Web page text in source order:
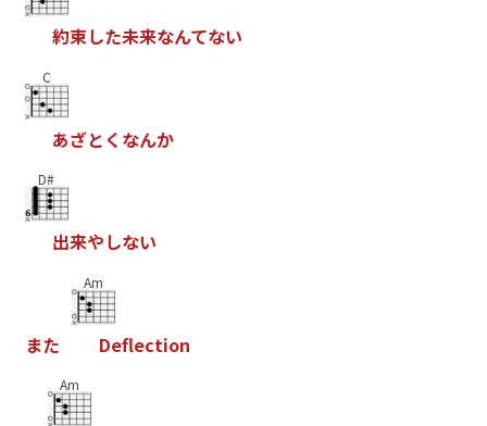
約束した未来なんてない
C
あざと く なんか
D#
出来やしない
また
Am
Defection
Am